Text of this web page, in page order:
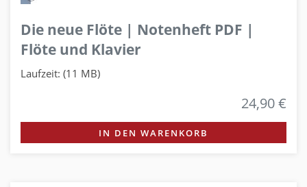
Die neue Flöte | Notenheft PDF |
Flöte und Klavier
Laufzeit: (11 MB)
24,90 €
IN DEN WARENKORB